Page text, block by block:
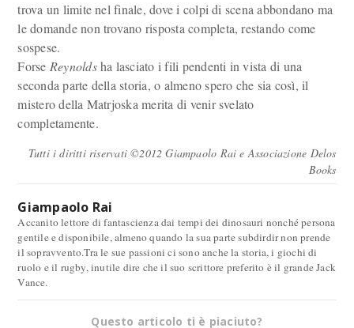
trova un limite nel finale, dove i colpi di scena abbondano ma
le domande non trovano risposta completa, restando come
sospese.
Forse Reynoldsha lasciato i fili pendenti in vista di una
seconda parte della storia, o almeno spero che sia così, il
mistero della Matrjoska merita di venir svelato
completamente.
Tutti i diritti riservati ©2012 Giampaolo Rai e Associazione Delos
Books
Giampaolo Rai
Accanito lettore di fantascienza dai tempi dei dinosauri nonché persona
gentile e disponibile, almeno quando la sua parte subdirdir non prende
il sopravvento.Tra le sue passioni ci sono anche la storia, i giochi di
ruolo e il rugby, inutile dire che il suo scrittore preferito è il grande Jack
Vance.
Questo articolo ti è piaciuto?